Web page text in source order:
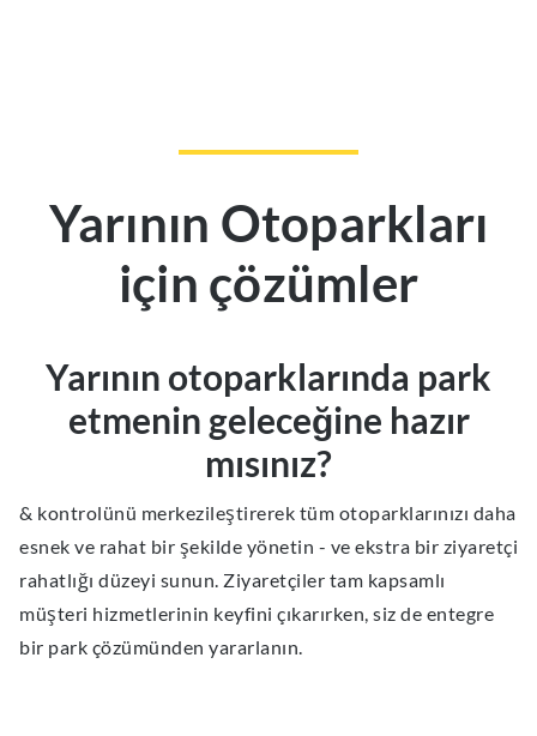
Yarının Otoparkları
için çözümler
Yarının otoparklarında park
etmenin geleceğine hazır
mısınız?
& kontrolünü merkezileştirerek tüm otoparklarınızı daha
esnek ve rahat bir şekilde yönetin - ve ekstra bir ziyaretçi
rahatlığı düzeyi sunun. Ziyaretçiler tam kapsamlı
müşteri hizmetlerinin keyfini çıkarırken, siz de entegre
bir park çözümünden yararlanın.